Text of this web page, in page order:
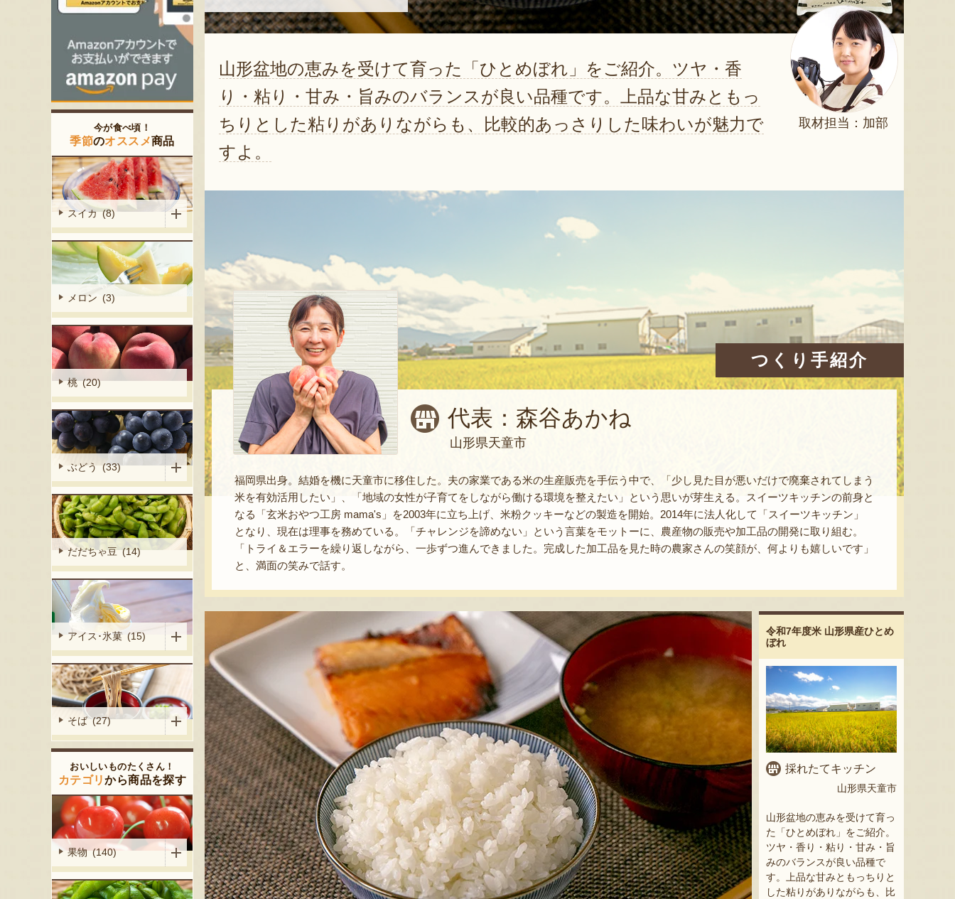
取材担当：加部
山形盆地の恵みを受けて育った「ひとめぼれ」をご紹介。ツヤ・香
り・粘り・甘み・旨みのバランスが良い品種です。上品な甘みともっ
ちりとした粘りがありながらも、比較的あっさりした味わいが魅力で
すよ。
つくり手紹介
代表：森谷あかね
山形県天童市
福岡県出身。結婚を機に天童市に移住した。夫の家業である米の生産販売を手伝う中で、「少し見た目が悪いだけで廃棄されてしまう
米を有効活用したい」、「地域の女性が子育てをしながら働ける環境を整えたい」という思いが芽生える。スイーツキッチンの前身と
なる「玄米おやつ工房 mama's」を2003年に立ち上げ、米粉クッキーなどの製造を開始。2014年に法人化して「スイーツキッチン」
となり、現在は理事を務めている。「チャレンジを諦めない」という言葉をモットーに、農産物の販売や加工品の開発に取り組む。
「トライ＆エラーを繰り返しながら、一歩ずつ進んできました。完成した加工品を見た時の農家さんの笑顔が、何よりも嬉しいです」
と、満面の笑みで話す。
令和7年度米 山形県産ひとめ
ぼれ
採れたてキッチン
山形県天童市
山形盆地の恵みを受けて育っ
た「ひとめぼれ」をご紹介。
ツヤ・香り・粘り・甘み・旨
みのバランスが良い品種で
す。上品な甘みともっちりと
した粘りがありながらも、比
今が食べ頃！
季節のオススメ商品
スイカ (8)
メロン (3)
桃 (20)
ぶどう (33)
だだちゃ豆 (14)
アイス･氷菓 (15)
そば (27)
おいしいものたくさん！
カテゴリから商品を探す
果物 (140)